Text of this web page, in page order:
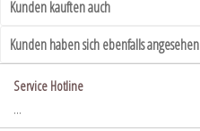
Kunden kauften auch
Kunden haben sich ebenfalls angesehen
Service Hotline
...